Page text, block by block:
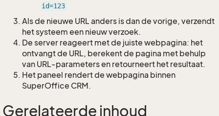
id=123
Als de nieuwe URL anders is dan de vorige, verzendt
het systeem een nieuw verzoek.
De server reageert met de juiste webpagina: het
ontvangt de URL, berekent de pagina met behulp
van URL-parameters en retourneert het resultaat.
Het paneel rendert de webpagina binnen
SuperOffice CRM.
Gerelateerde inhoud